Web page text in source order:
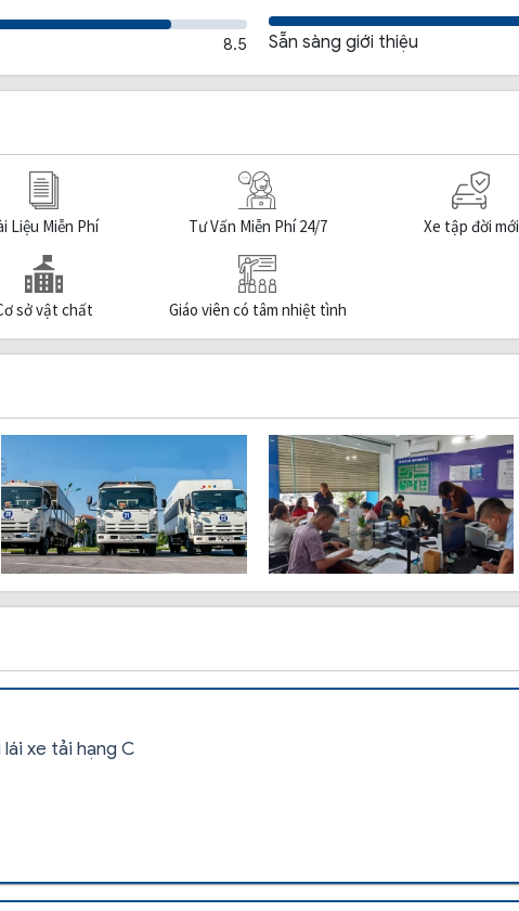
8.5 Sẵn sàng giới thiệu
Liệu Miễn Phí Tư Vấn Miễn Phí 24/7 Xe tập đời mới
sở vật chất Giáo viên có tâm nhiệt tình
lái xe tải hạng C